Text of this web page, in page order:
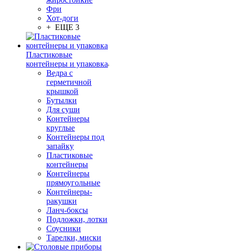
Фри
Хот-доги
+ ЕЩЕ 3
Пластиковые
контейнеры и упаковка
Ведра с
герметичной
крышкой
Бутылки
Для суши
Контейнеры
круглые
Контейнеры под
запайку
Пластиковые
контейнеры
Контейнеры
прямоугольные
Контейнеры-
ракушки
Ланч-боксы
Подложки, лотки
Соусники
Тарелки, миски